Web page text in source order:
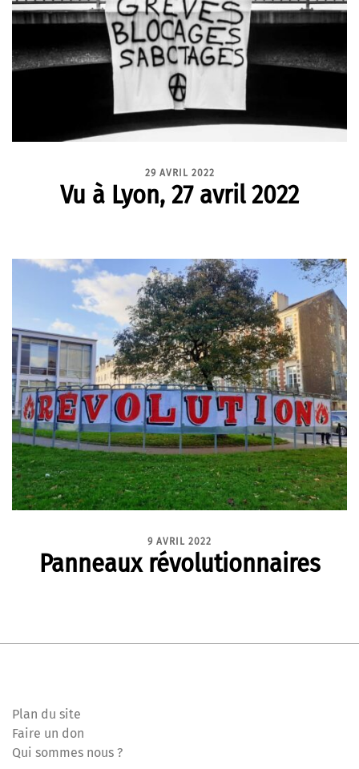
29 AVRIL 2022
Vu à Lyon, 27 avril 2022
9 AVRIL 2022
Panneaux révolutionnaires
Plan du site
Faire un don
Qui sommes nous ?